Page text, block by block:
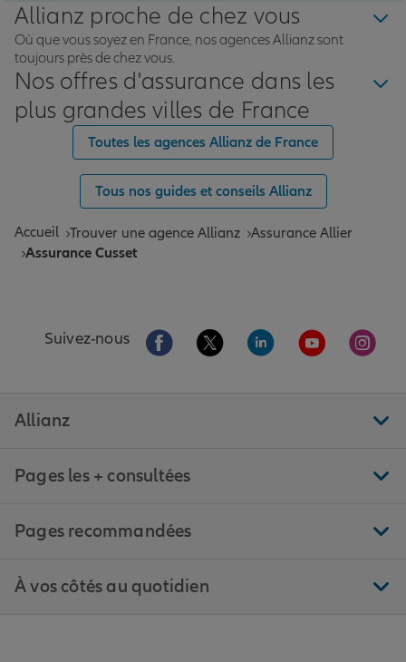
Allianz proche de chez vous
Où que vous soyez en France, nos agences Allianz sont
toujours près de chez vous.
Nos offres d'assurance dans les
plus grandes villes de France
Toutes les agences Allianz de France
Tous nos guides et conseils Allianz
Accueil Trouver une agence Allianz Assurance Allier
Assurance Cusset
Suivez-nous Aller sur la page Facebook de Allianz
Aller sur la page Twitter de
Aller sur la page
Aller sur la
Aller
Allianz
Pages les + consultées
Pages recommandées
À vos côtés au quotidien